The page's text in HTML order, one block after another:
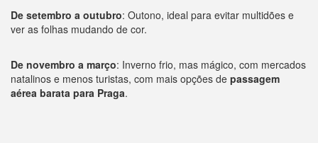
De setembro a outubro: Outono, ideal para evitar multidões e
ver as folhas mudando de cor.
De novembro a março: Inverno frio, mas mágico, com mercados
natalinos e menos turistas, com mais opções de passagem
aérea barata para Praga.